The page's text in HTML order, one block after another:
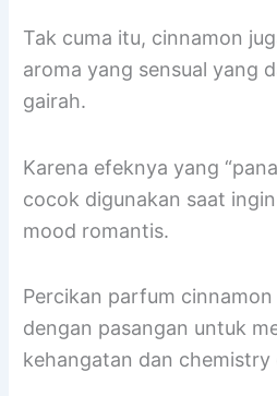
Tak cuma itu, cinnamon
aroma yang sensual yang
gairah.
Karena efeknya yang
cocok digunakan saat
mood romantis.
Percikan parfum cinnamon
dengan pasangan untuk
kehangatan dan chemistry